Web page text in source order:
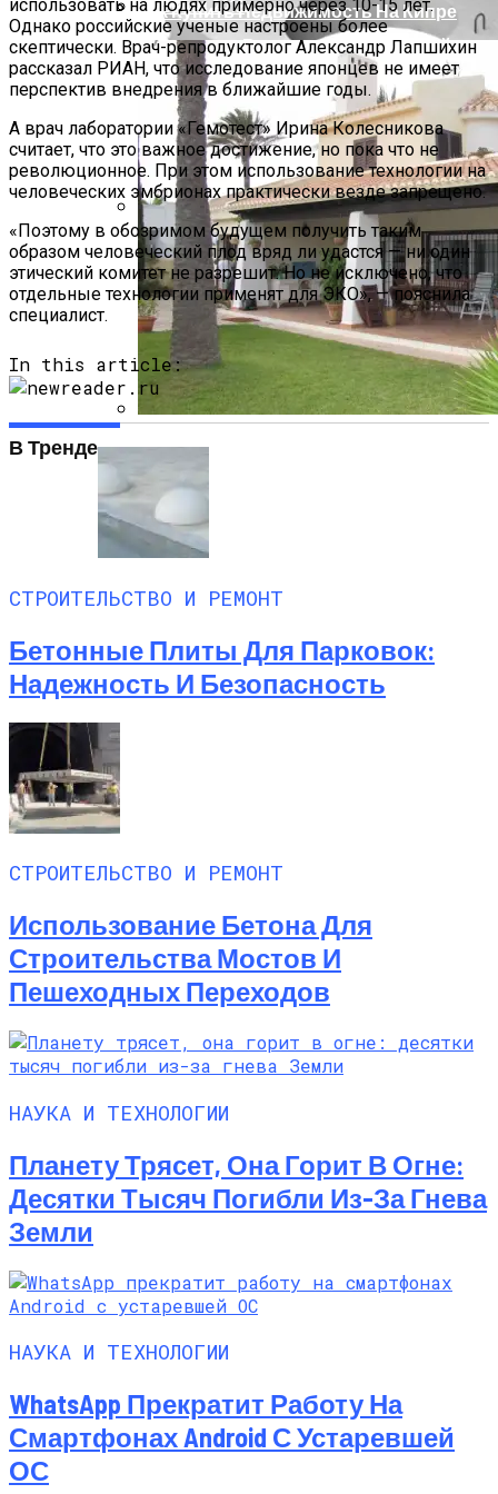
Производство Плит Перекрытия ВП В
Москве
Церемония Вручения Нобелевской
Премии 2012
Как Купить Недвижимость На Кипре
Недвижимость В Испании Без
использовать на людях примерно через 10-15 лет.
Однако российские ученые настроены более
скептически. Врач-репродуктолог Александр Лапшихин
рассказал РИАН, что исследование японцев не имеет
перспектив внедрения в ближайшие годы.
А врач лаборатории «Гемотест» Ирина Колесникова
считает, что это важное достижение, но пока что не
революционное. При этом использование технологии на
человеческих эмбрионах практически везде запрещено.
«Поэтому в обозримом будущем получить таким
образом человеческий плод вряд ли удастся — ни один
этический комитет не разрешит. Но не исключено, что
отдельные технологии применят для ЭКО», — пояснила
специалист.
In this article:
В Тренде
СТРОИТЕЛЬСТВО И РЕМОНТ
Бетонные Плиты Для Парковок:
Надежность И Безопасность
СТРОИТЕЛЬСТВО И РЕМОНТ
Использование Бетона Для
Строительства Мостов И
Пешеходных Переходов
НАУКА И ТЕХНОЛОГИИ
Планету Трясет, Она Горит В Огне:
Десятки Тысяч Погибли Из-За Гнева
Земли
НАУКА И ТЕХНОЛОГИИ
WhatsApp Прекратит Работу На
Смартфонах Android С Устаревшей
ОС